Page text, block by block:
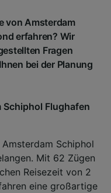
von Amsterdam
erfahren? Wir
Fragen
bei der Planung
Schiphol Flughafen
Schiphol
Mit 62 Zügen
Reisezeit von 2
eine großartige